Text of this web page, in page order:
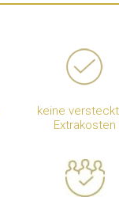
keine
Extrakosten